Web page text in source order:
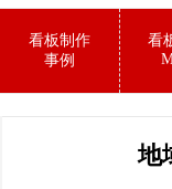
看板制作
事例
看
地